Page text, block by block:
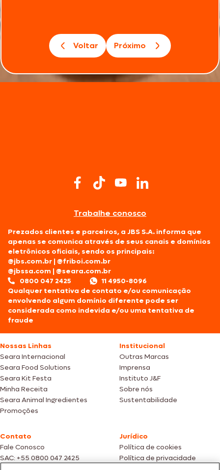
Voltar Próximo
Trabalhe conosco
Prezados clientes e parceiros, a JBS S.A. informa que
apenas se comunica através de seus canais e domínios
eletrônicos oficiais, sendo os principais:
@jbs.com.br |@friboi.com.br
@jbssa.com |@seara.com.br
0800 047 2425
11 4950-8096
Qualquer tentativa de contato e/ou comunicação
envolvendo algum domínio diferente pode ser
considerada como indevida e/ou uma tentativa de
fraude
Nossas Linhas
Seara Internacional
Seara Food Solutions
Seara Kit Festa
Minha Receita
Seara Animal Ingredientes
Promoções
Institucional
Outras Marcas
Imprensa
Instituto J&F
Sobre nós
Sustentabilidade
Contato
Fale Conosco
SAC: +55 0800 047 2425
Jurídico
Política de cookies
Política de privacidade